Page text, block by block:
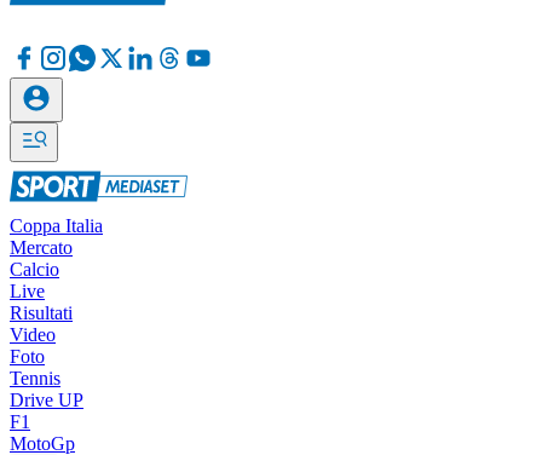
Coppa Italia
Mercato
Calcio
Live
Risultati
Video
Foto
Tennis
Drive UP
F1
MotoGp